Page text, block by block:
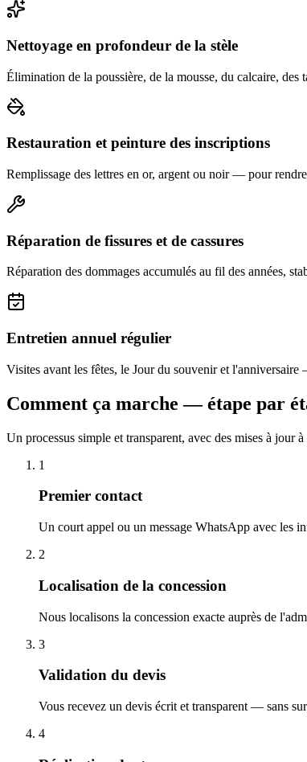
Nettoyage en profondeur de la stèle
Élimination de la poussière, de la mousse, du calcaire, des
Restauration et peinture des inscriptions
Remplissage des lettres en or, argent ou noir — pour
Réparation de fissures et de cassures
Réparation des dommages accumulés au fil des années,
Entretien annuel régulier
Visites avant les fêtes, le Jour du souvenir et
Comment ça marche — étape par
Un processus simple et transparent, avec des mises à jour à
1
Premier contact
Un court appel ou un message WhatsApp avec les
2
Localisation de la concession
Nous localisons la concession exacte auprès de
3
Validation du devis
Vous recevez un devis écrit et transparent — sans
4